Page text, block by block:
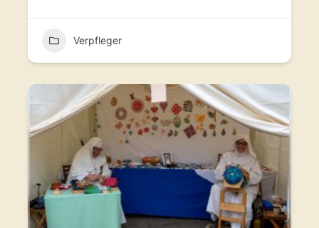
Verpfleger